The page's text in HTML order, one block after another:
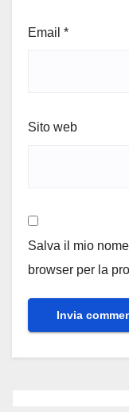
Email *
Sito web
Salva il mio
browser per la